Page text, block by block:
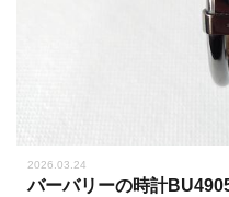
2026.03.24
バーバリーの時計